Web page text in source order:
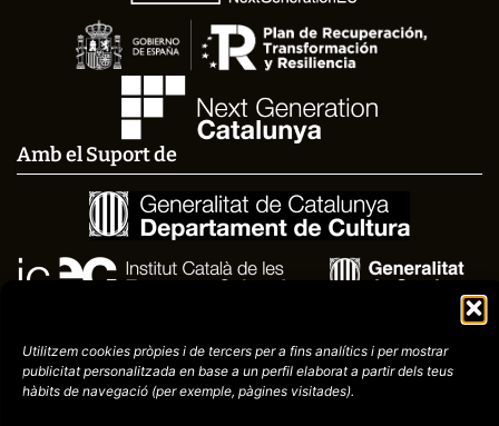
Utilitzem cookies pròpies i de tercers per a fins analítics i per mostrar
publicitatpersonalitzada en base a un perfil elaborat a partir dels teus
hàbits de navegació (perexemple, pàgines visitades).
Amb el Suport de